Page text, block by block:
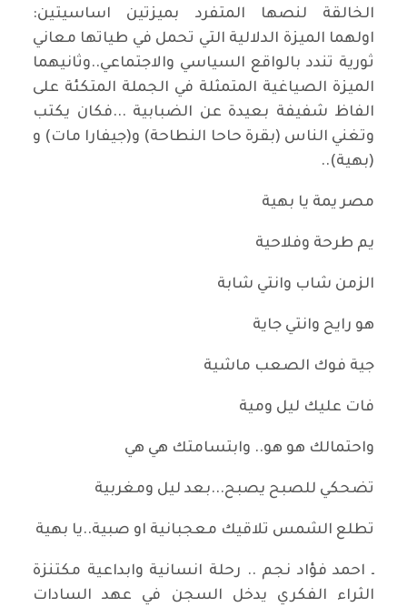
الخالقة لنصها المتفرد بميزتين اساسيتين:
اولهما الميزة الدلالية التي تحمل في طياتها معاني
ثورية تندد بالواقع السياسي والاجتماعي..وثانيهما
الميزة الصياغية المتمثلة في الجملة المتكئة على
الفاظ شفيفة بعيدة عن الضبابية ...فكان يكتب
وتغني الناس (بقرة حاحا النطاحة) و(جيفارا مات) و
(بهية)..
مصر يمة يا بهية
يم طرحة وفلاحية
الزمن شاب وانتي شابة
هو رايح وانتي جاية
جية فوك الصعب ماشية
فات عليك ليل ومية
واحتمالك هو هو.. وابتسامتك هي هي
تضحكي للصبح يصبح...بعد ليل ومغربية
تطلع الشمس تلاقيك معجبانية او صبية..يا بهية
ـ احمد فؤاد نجم .. رحلة انسانية وابداعية مكتنزة
الثراء الفكري يدخل السجن في عهد السادات